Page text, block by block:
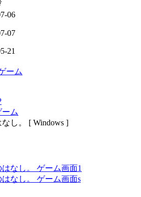
06
07
21
ーム
ム
し。 [ Windows ]